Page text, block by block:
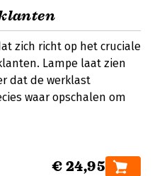
zich richt op het cruciale
Lampe laat zien
dat de werklast
waar opschalen om
€ 24,95